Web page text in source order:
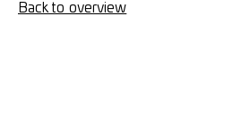
Back to overview